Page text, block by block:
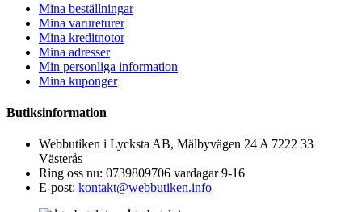
Mina beställningar
Mina varureturer
Mina kreditnotor
Mina adresser
Min personliga information
Mina kuponger
Butiksinformation
Webbutiken i Lycksta AB, Mälbyvägen 24 A 7222 33
Västerås
Ring oss nu: 0739809706 vardagar 9-16
E-post: kontakt@webbutiken.info